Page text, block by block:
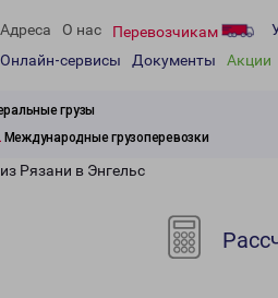
Адреса О нас Перевозчикам
Онлайн-сервисы
Документы Акции
грузы
Международные грузоперевозки
Рязани в Энгельс